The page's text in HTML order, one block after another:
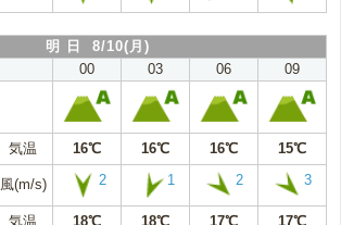
明 日 8/10(月)
00 03 06 09
気温 16℃ 16℃ 16℃ 15℃
風(m/s) 2 1 2 3
気温 18℃ 18℃ 17℃ 17℃